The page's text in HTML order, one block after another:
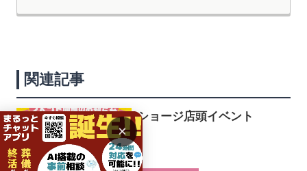
関連記事
ショージ店頭イベント
×